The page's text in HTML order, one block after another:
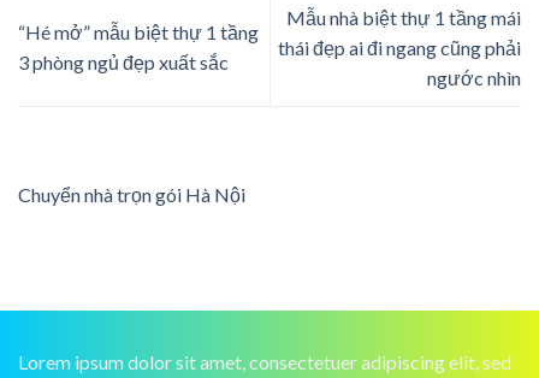
“Hé mở” mẫu biệt thự 1 tầng
3 phòng ngủ đẹp xuất sắc
Mẫu nhà biệt thự 1 tầng mái
thái đẹp ai đi ngang cũng phải
ngước nhìn
Chuyển nhà trọn gói Hà Nội
Lorem ipsum dolor sit amet, consectetuer adipiscing elit, sed